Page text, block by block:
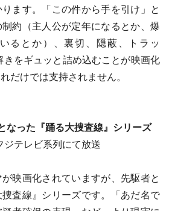
ます。「この件から手を引け」と
約（主人公が定年になるとか、爆
るとか）、裏切、隠蔽、トラッ
をギュッと詰め込むことが映画化
だけでは支持されません。
なった『踊る大捜査線』シリーズ
テレビ系列にて放送
映画化されていますが、先駆者と
査線』シリーズです。「あだ名で